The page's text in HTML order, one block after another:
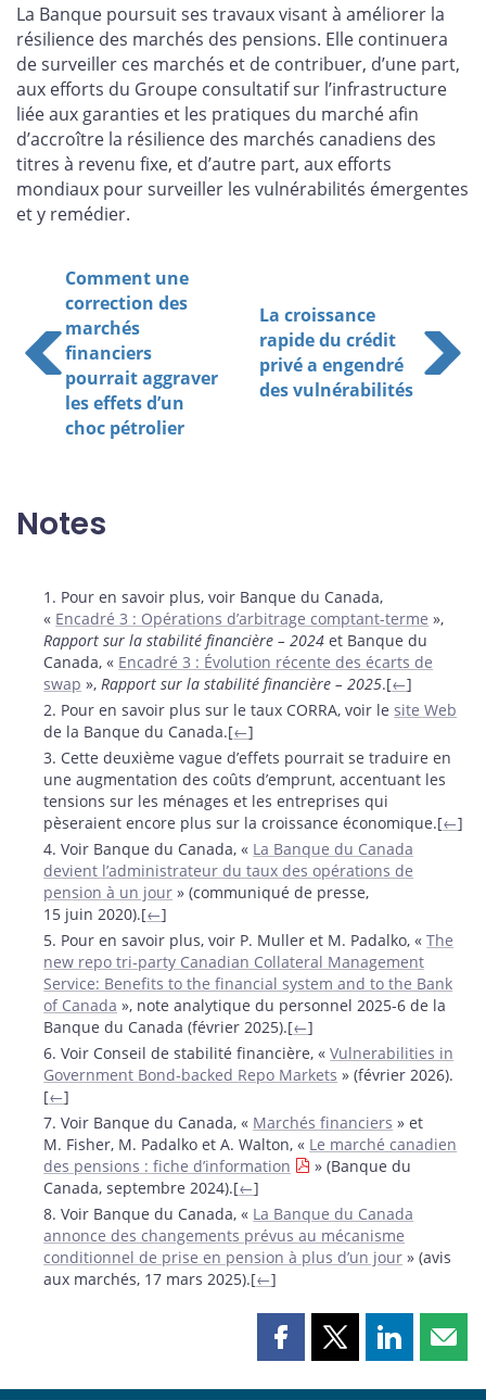
La Banque poursuit ses travaux visant à améliorer la
résilience des marchés des pensions. Elle continuera
de surveiller ces marchés et de contribuer, d’une part,
aux efforts du Groupe consultatif sur l’infrastructure
liée aux garanties et les pratiques du marché afin
d’accroître la résilience des marchés canadiens des
titres à revenu fixe, et d’autre part, aux efforts
mondiaux pour surveiller les vulnérabilités émergentes
et y remédier.
Comment une
correction des
marchés
financiers
pourrait aggraver
les effets d’un
choc pétrolier
La croissance
rapide du crédit
privé a engendré
des vulnérabilités
Notes
Notes1. Pour en savoir plus, voir Banque du Canada,
« Encadré 3 : Opérations d’arbitrage comptant-terme »,
Rapport sur la stabilité financière – 2024 et Banque du
Canada, « Encadré 3 : Évolution récente des écarts de
swap », Rapport sur la stabilité financière – 2025.[←]
2. Pour en savoir plus sur le taux CORRA, voir lesite Web
de la Banque du Canada.[←]
3. Cette deuxième vague d’effets pourrait se traduire en
une augmentation des coûts d’emprunt, accentuant les
tensions sur les ménages et les entreprises qui
pèseraient encore plus sur la croissance économique.[←]
4. Voir Banque du Canada, « La Banque du Canada
devient l’administrateur du taux des opérations de
pension à un jour » (communiqué de presse,
15 juin 2020).[←]
5. Pour en savoir plus, voir P. Muller et M. Padalko, «The
new repo tri‑party Canadian Collateral Management
Service: Benefits to the financial system and to the Bank
of Canada », note analytique du personnel 2025‑6 de la
Banque du Canada (février 2025).[←]
6. Voir Conseil de stabilité financière, «Vulnerabilities in
Government Bond‑backed Repo Markets » (février 2026).
[←]
7. Voir Banque du Canada, « Marchés financiers » et
M. Fisher, M. Padalko et A. Walton, « Le marché canadien
des pensions : fiche d’information
» (Banque du
Canada, septembre 2024).[←]
8. Voir Banque du Canada, « La Banque du Canada
annonce des changements prévus au mécanisme
conditionnel de prise en pension à plus d’un jour » (avis
aux marchés, 17 mars 2025).[←]
PartagerPartagerPartager